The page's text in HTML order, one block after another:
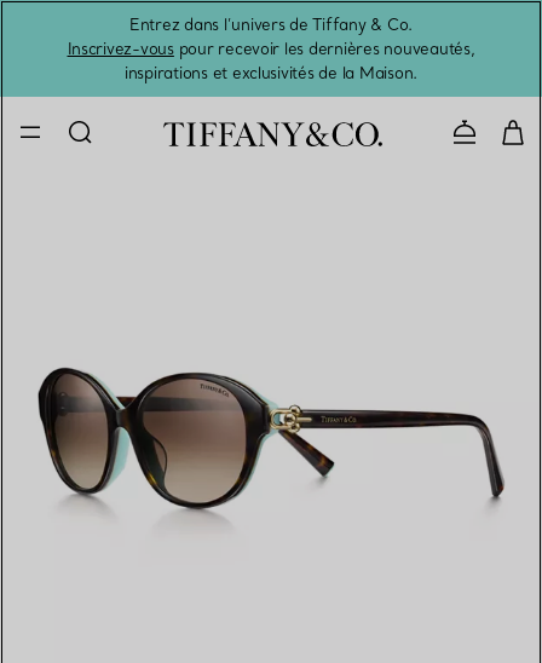
Entrez dans l’univers de Tiffany & Co.
Inscrivez-vouspour recevoir les dernières nouveautés,
inspirations et exclusivités de la Maison.